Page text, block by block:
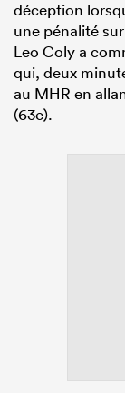
déception
une pénalité
Leo Coly a
qui, deux
au MHR en
(63e).